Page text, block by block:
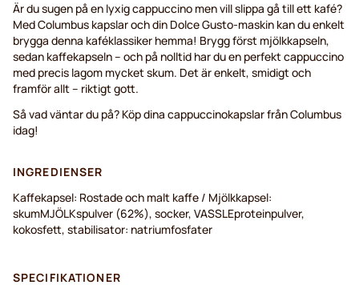
Är du sugen på en lyxig cappuccino men vill slippa gå till ett kafé?
Med Columbus kapslar och din Dolce Gusto-maskin kan du enkelt
brygga denna kaféklassiker hemma! Brygg först mjölkkapseln,
sedan kaffekapseln – och på nolltid har du en perfekt cappuccino
med precis lagom mycket skum. Det är enkelt, smidigt och
framför allt – riktigt gott.
Så vad väntar du på? Köp dina cappuccinokapslar från Columbus
idag!
INGREDIENSER
Kaffekapsel: Rostade och malt kaffe / Mjölkkapsel:
skumMJÖLKspulver (62%), socker, VASSLEproteinpulver,
kokosfett, stabilisator: natriumfosfater
SPECIFIKATIONER